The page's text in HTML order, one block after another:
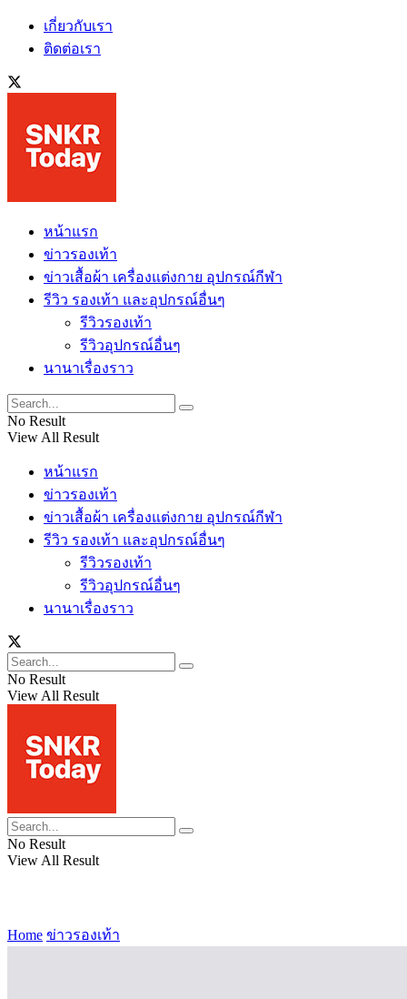
เกี่ยวกับเรา
ติดต่อเรา
หน้าแรก
ข่าวรองเท้า
ข่าวเสื้อผ้า เครื่องแต่งกาย อุปกรณ์กีฬา
รีวิว รองเท้า และอุปกรณ์อื่นๆ
รีวิวรองเท้า
รีวิวอุปกรณ์อื่นๆ
นานาเรื่องราว
No Result
View All Result
หน้าแรก
ข่าวรองเท้า
ข่าวเสื้อผ้า เครื่องแต่งกาย อุปกรณ์กีฬา
รีวิว รองเท้า และอุปกรณ์อื่นๆ
รีวิวรองเท้า
รีวิวอุปกรณ์อื่นๆ
นานาเรื่องราว
No Result
View All Result
No Result
View All Result
Home ข่าวรองเท้า